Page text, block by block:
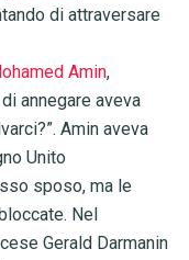
di attraversare
Amin,
annegare aveva
Amin aveva
Unito
sposo, ma le
Nel
Gerald Darmanin